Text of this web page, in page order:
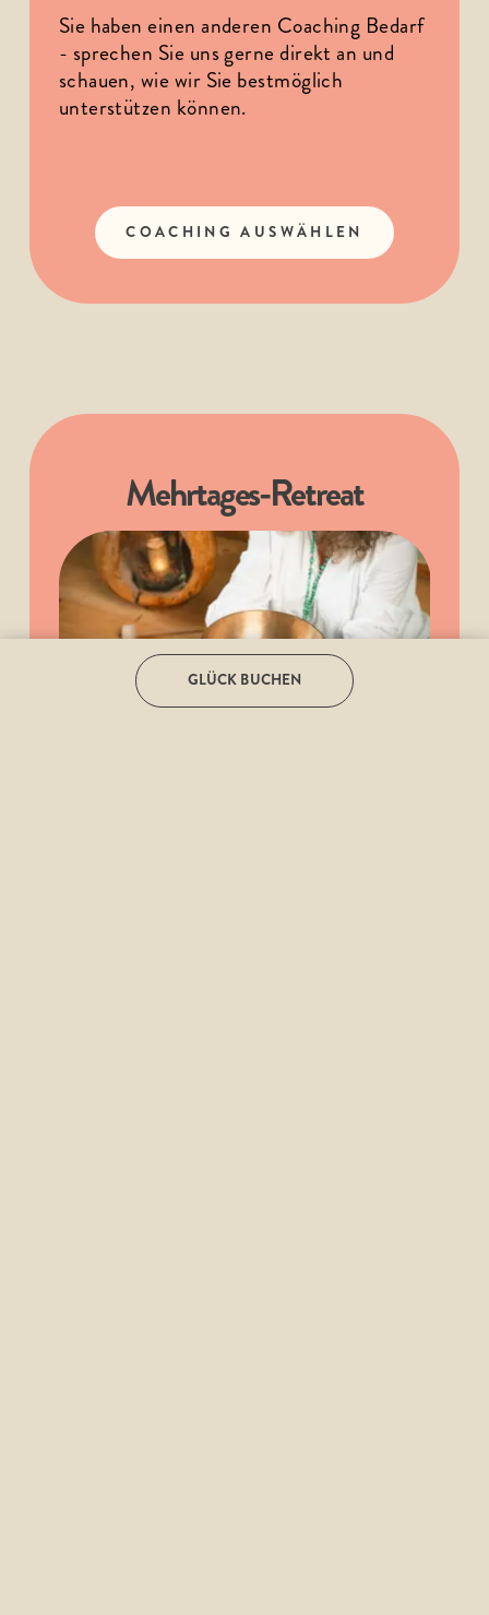
GLÜCK BUCHEN
Sie haben einen anderen Coaching Bedarf
- sprechen Sie uns gerne direkt an und
schauen, wie wir Sie bestmöglich
unterstützen können.
COACHING AUSWÄHLEN
Mehrtages-Retreat